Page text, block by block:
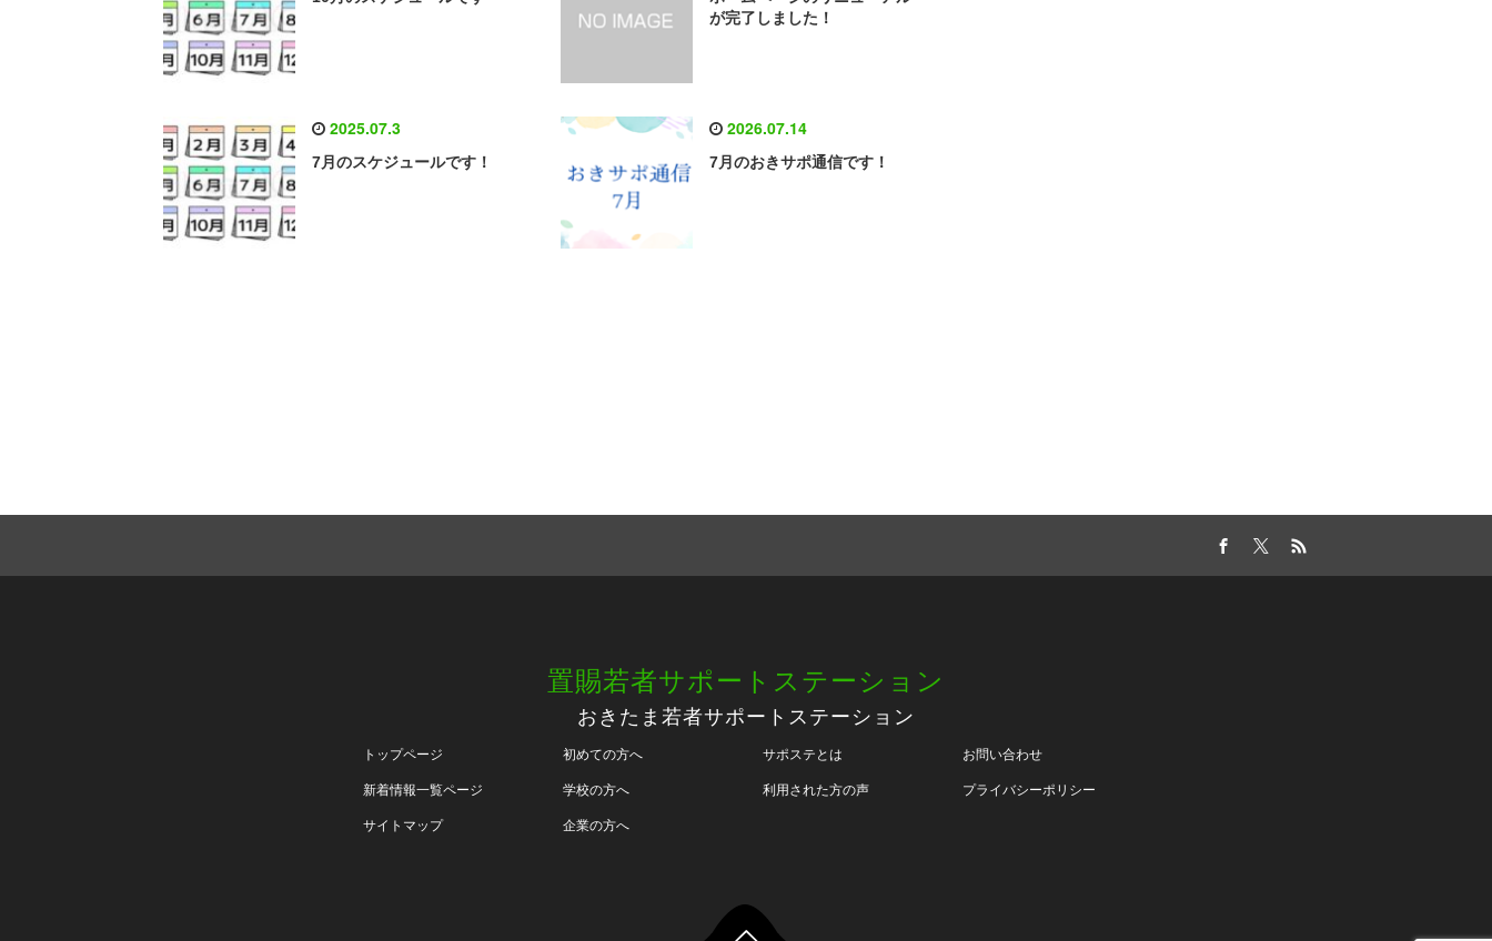
が完了しました！
2025.07.3
7月のスケジュールです！
2026.07.14
7月のおきサポ通信です！
置賜若者サポートステーション
おきたま若者サポートステーション
トップページ
新着情報一覧ページ
サイトマップ
初めての方へ
学校の方へ
企業の方へ
サポステとは
利用された方の声
お問い合わせ
プライバシーポリシー